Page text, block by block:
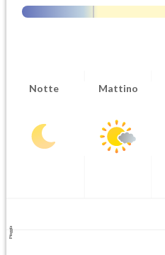
Notte Mattino
Pioggia